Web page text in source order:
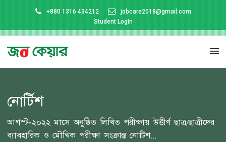
+880 1316 434212
jobcare2018@gmail.com
Student Login
নোর্টিশ
আগস্ট-২০২২ মাসে অনুষ্ঠিত লিখিত পরীক্ষায় উত্তীর্ণ ছাত্র/ছাত্রীদের
ব্যাবহারিক ও মৌখিক পরীক্ষা সংক্রান্ত নোটিশ...